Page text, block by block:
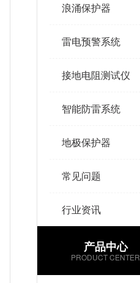
浪涌保护器
雷电预警系统
接地电阻测试仪
智能防雷系统
地极保护器
常见问题
行业资讯
产品中心
PRODUCT CENTER